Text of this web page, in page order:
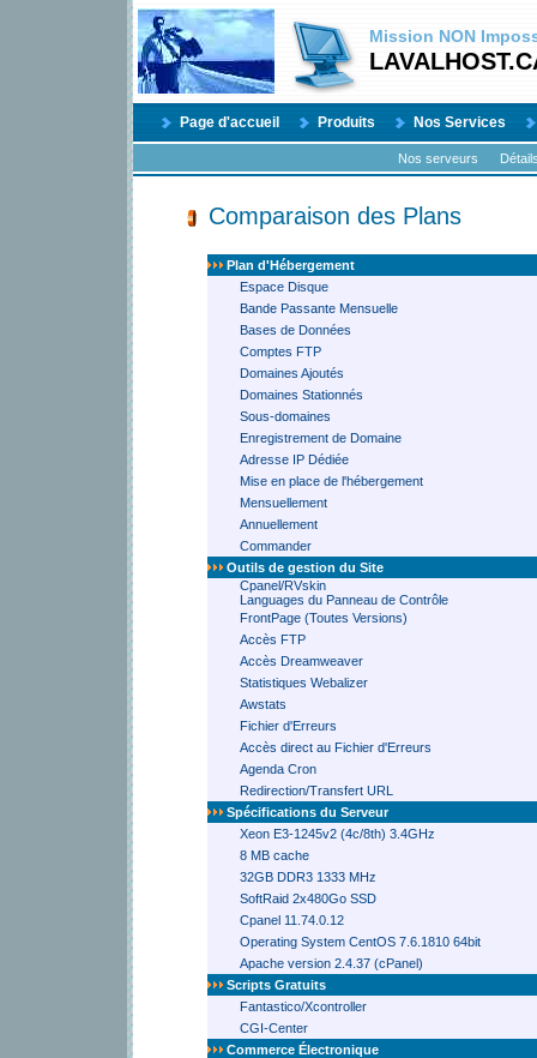
Mission NON
Page d'accueil Produits Nos Services
Nos serveurs
Comparaison des Plans
Plan d'Hébergement
Espace Disque
Bande Passante Mensuelle
Bases de Données
Comptes FTP
Domaines Ajoutés
Domaines Stationnés
Sous-domaines
Enregistrement de Domaine
Adresse IP Dédiée
Mise en place de l'hébergement
Mensuellement
Annuellement
Commander
Outils de gestion du Site
Cpanel/RVskin
Languages du Panneau de Contrôle
FrontPage (Toutes Versions)
Accès FTP
Accès Dreamweaver
Statistiques Webalizer
Awstats
Fichier d'Erreurs
Accès direct au Fichier d'Erreurs
Agenda Cron
Redirection/Transfert URL
Spécifications du Serveur
Xeon E3-1245v2 (4c/8th) 3.4GHz
8 MB cache
32GB DDR3 1333 MHz
SoftRaid 2x480Go SSD
Cpanel 11.74.0.12
Operating System CentOS 7.6.1810 64bit
Apache version 2.4.37 (cPanel)
Scripts Gratuits
Fantastico/Xcontroller
CGI-Center
Commerce Électronique